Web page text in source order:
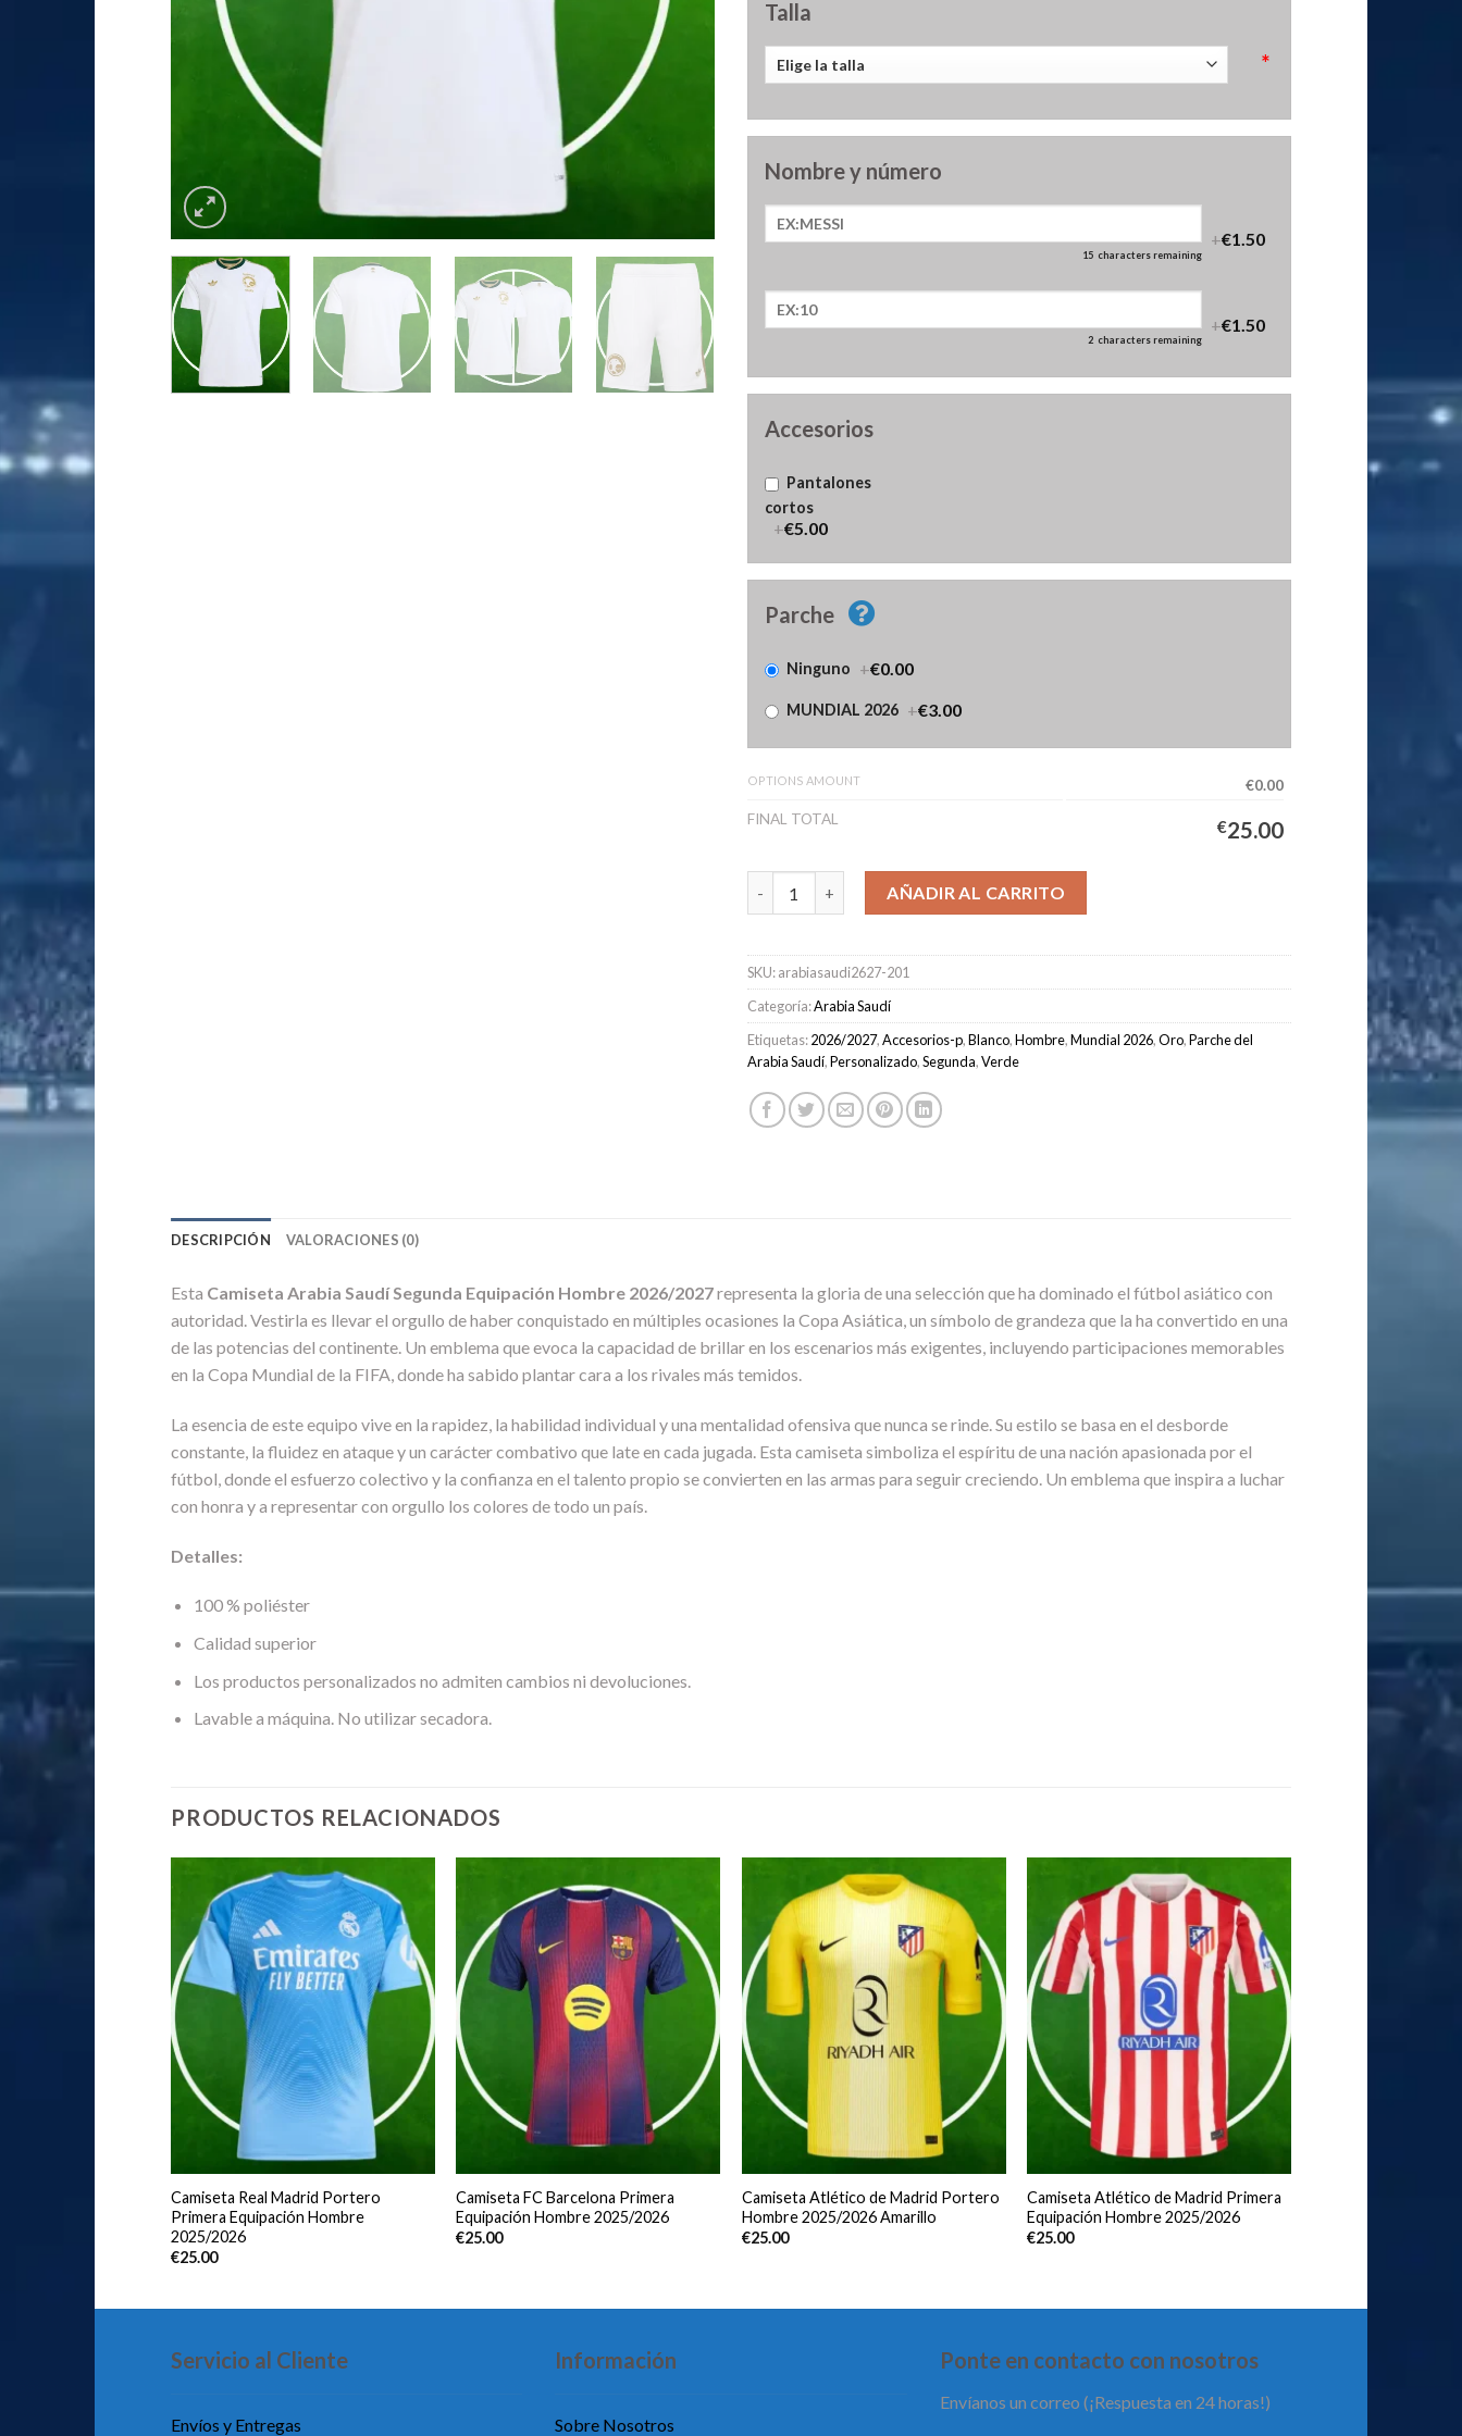
Talla
*
Nombre y número
15 characters remaining
+€1.50
2 characters remaining
+€1.50
Accesorios
Pantalones
cortos
+€5.00
Parche
Ninguno +€0.00
MUNDIAL 2026 +€3.00
OPTIONS AMOUNT
€0.00
FINAL TOTAL
€25.00
Camiseta Arabia Saudí Segunda Equipación Hombre 2026/2027 cantidad
AÑADIR AL CARRITO
SKU:arabiasaudi2627-201
Categoría:Arabia Saudí
Etiquetas:2026/2027,Accesorios-p,Blanco,Hombre,Mundial 2026,Oro,Parche del
Arabia Saudí,Personalizado,Segunda,Verde
DESCRIPCIÓN VALORACIONES (0)
Esta Camiseta Arabia Saudí Segunda Equipación Hombre 2026/2027representa la gloria de una selección que ha dominado el fútbol asiático con
autoridad. Vestirla es llevar el orgullo de haber conquistado en múltiples ocasiones la Copa Asiática, un símbolo de grandeza que la ha convertido en una
de las potencias del continente. Un emblema que evoca la capacidad de brillar en los escenarios más exigentes, incluyendo participaciones memorables
en la Copa Mundial de la FIFA, donde ha sabido plantar cara a los rivales más temidos.
La esencia de este equipo vive en la rapidez, la habilidad individual y una mentalidad ofensiva que nunca se rinde. Su estilo se basa en el desborde
constante, la fluidez en ataque y un carácter combativo que late en cada jugada. Esta camiseta simboliza el espíritu de una nación apasionada por el
fútbol, donde el esfuerzo colectivo y la confianza en el talento propio se convierten en las armas para seguir creciendo. Un emblema que inspira a luchar
con honra y a representar con orgullo los colores de todo un país.
Detalles:
100 % poliéster
Calidad superior
Los productos personalizados no admiten cambios ni devoluciones.
Lavable a máquina. No utilizar secadora.
PRODUCTOS RELACIONADOS
Camiseta Real Madrid Portero
Primera Equipación Hombre
2025/2026
€25.00
Camiseta FC Barcelona Primera
Equipación Hombre 2025/2026
€25.00
Camiseta Atlético de Madrid Portero
Hombre 2025/2026 Amarillo
€25.00
Camiseta Atlético de Madrid Primera
Equipación Hombre 2025/2026
€25.00
Servicio al Cliente
Envíos y Entregas
Información
Sobre Nosotros
Ponte en contacto con nosotros
Envíanos un correo (¡Respuesta en 24 horas!)